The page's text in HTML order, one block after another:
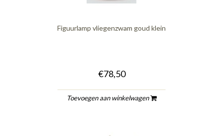
Figuurlamp vliegenzwam goud klein
€78,50
Toevoegen aan winkelwagen